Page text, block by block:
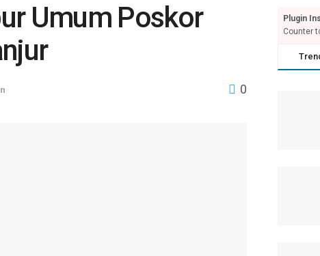
Umum Poskor
0
Plugin
Counter